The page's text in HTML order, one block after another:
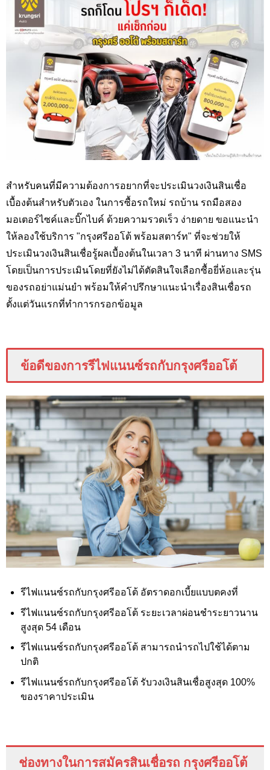
สำหรับคนที่มีความต้องการอยากที่จะประเมินวงเงินสินเชื่อ
เบื้องต้นสำหรับตัวเอง ในการซื้อรถใหม่ รถบ้าน รถมือสอง
มอเตอร์ไซค์และบิ๊กไบค์ ด้วยความรวดเร็ว ง่ายดาย ขอแนะนำ
ให้ลองใช้บริการ "กรุงศรีออโต้ พร้อมสตาร์ท" ที่จะช่วยให้
ประเมินวงเงินสินเชื่อรู้ผลเบื้องต้นในเวลา 3 นาที ผ่านทาง SMS
โดยเป็นการประเมินโดยที่ยังไม่ได้ตัดสินใจเลือกซื้อยี่ห้อและรุ่น
ของรถอย่าแม่นยำ พร้อมให้คำปรึกษาแนะนำเรื่องสินเชื่อรถ
ตั้งแต่วันแรกที่ทำการกรอกข้อมูล
ข้อดีของการรีไฟแนนซ์รถกับกรุงศรีออโต้
รีไฟแนนซ์รถกับกรุงศรีออโต้ อัตราดอกเบี้ยแบบตคงที่
รีไฟแนนซ์รถกับกรุงศรีออโต้ ระยะเวลาผ่อนชำระยาวนาน
สูงสุด 54 เดือน
รีไฟแนนซ์รถกับกรุงศรีออโต้ สามารถนำรถไปใช้ได้ตาม
ปกติ
รีไฟแนนซ์รถกับกรุงศรีออโต้ รับวงเงินสินเชื่อสูงสุด 100%
ของราคาประเมิน
ช่องทางในการสมัครสินเชื่อรถ กรุงศรีออโต้